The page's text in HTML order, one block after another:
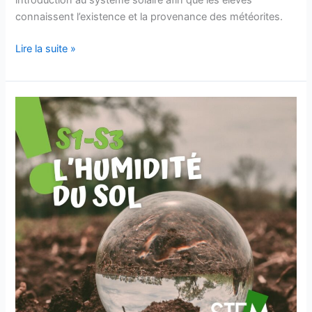
connaissent l’existence et la provenance des météorites.
Lire la suite »
L’humidité
sol